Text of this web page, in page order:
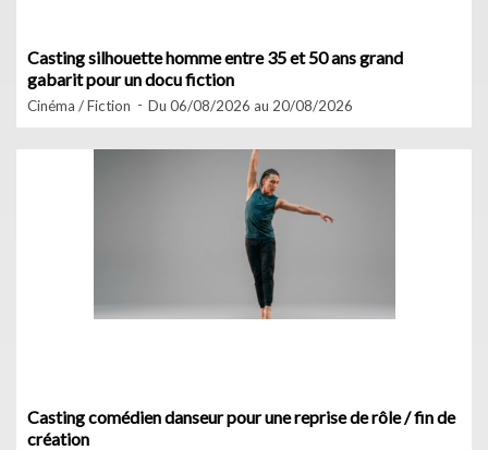
Casting silhouette homme entre 35 et 50 ans grand
gabarit pour un docu fiction
Cinéma / Fiction Du 06/08/2026 au 20/08/2026
Casting comédien danseur pour une reprise de rôle / fin de
création